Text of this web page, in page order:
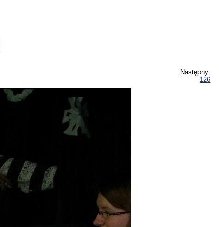
Następny:
126